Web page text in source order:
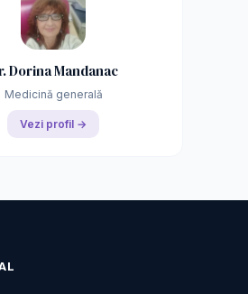
Dorina Mandanac
Medicină generală
Vezi profil →